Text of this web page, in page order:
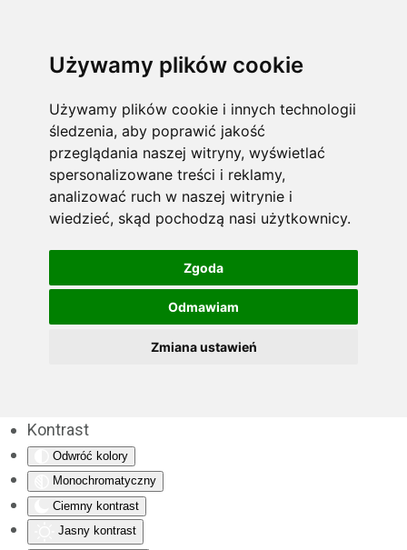
Używamy plików cookie
Używamy plików cookie i innych technologii
śledzenia, aby poprawić jakość
przeglądania naszej witryny, wyświetlać
spersonalizowane treści i reklamy,
analizować ruch w naszej witrynie i
wiedzieć, skąd pochodzą nasi użytkownicy.
Zgoda
Odmawiam
Zmiana ustawień
Kontrast
Odwróć kolory
Monochromatyczny
Ciemny kontrast
Jasny kontrast